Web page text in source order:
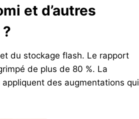
et d’autres
du stockage flash. Le rapport
de plus de 80 %. La
des augmentations qui